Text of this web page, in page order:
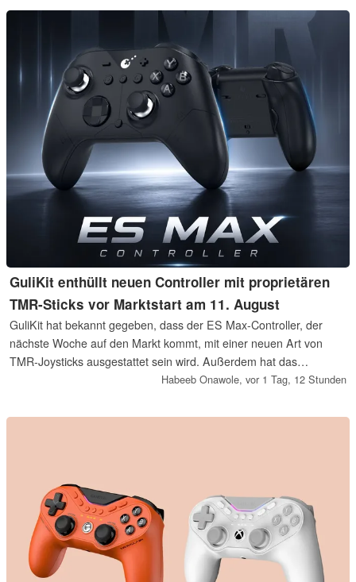
Google gelesen.
GuliKit enthüllt neuen Controller mit proprietären
TMR-Sticks vor Marktstart am 11. August
GuliKit hat bekannt gegeben, dass der ES Max-Controller, der
nächste Woche auf den Markt kommt, mit einer neuen Art von
TMR-Joysticks ausgestattet sein wird. Außerdem hat das
Unternehmen erstmals einen detaillierten Blick auf den Controller
der TT Max, das aktuelle Flaggschiff unter den Controllern.
Habeeb Onawole, vor 1 Tag, 12 Stunden